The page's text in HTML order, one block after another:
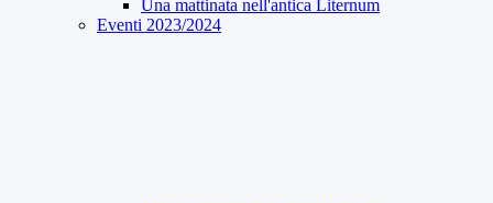
Una mattinata nell'antica Liternum
Eventi 2023/2024